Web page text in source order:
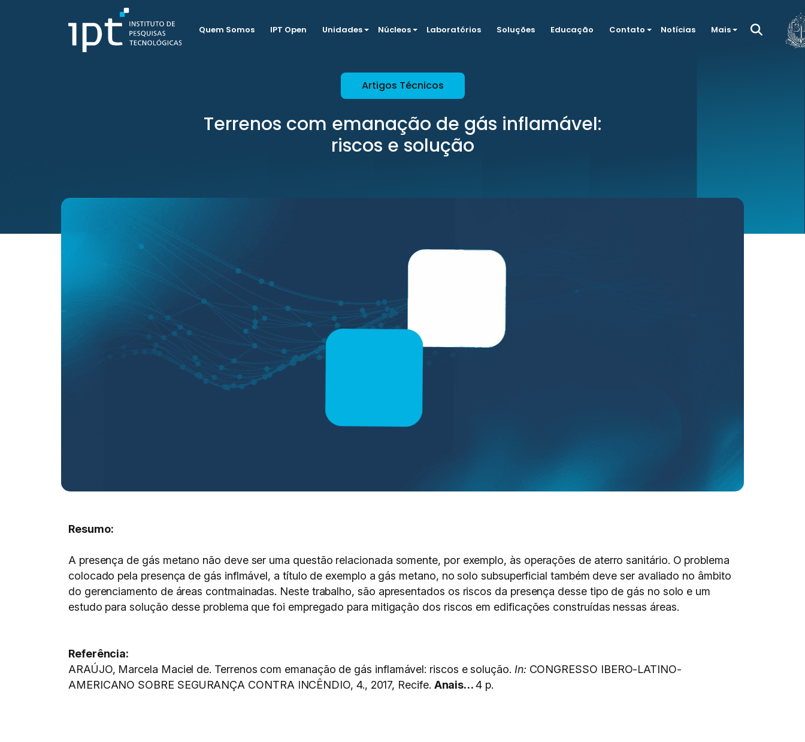
Quem Somos IPT Open Unidades Núcleos Laboratórios Soluções Educação Contato Notícias Mais
Artigos Técnicos
Terrenos com emanação de gás inflamável:
riscos e solução
Resumo:
A presença de gás metano não deve ser uma questão relacionada somente, por exemplo, às operações de aterro sanitário. O problema
colocado pela presença de gás inflmável, a título de exemplo a gás metano, no solo subsuperficial também deve ser avaliado no âmbito
do gerenciamento de áreas contmainadas. Neste trabalho, são apresentados os riscos da presença desse tipo de gás no solo e um
estudo para solução desse problema que foi empregado para mitigação dos riscos em edificações construídas nessas áreas.
Referência:
ARAÚJO, Marcela Maciel de. Terrenos com emanação de gás inflamável: riscos e solução. In: CONGRESSO IBERO-LATINO-
AMERICANO SOBRE SEGURANÇA CONTRA INCÊNDIO, 4., 2017, Recife. Anais…4 p.